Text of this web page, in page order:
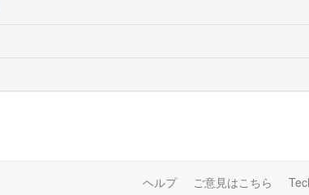
ヘルプ ご意見はこちら